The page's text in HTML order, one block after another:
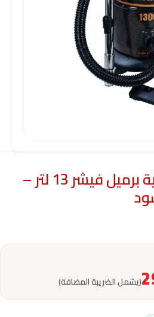
مكنسة كهربائية برميل فيشر 13 لتر –
(يشمل الضريبة المضافة)